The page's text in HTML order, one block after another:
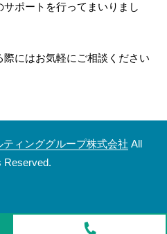
ポートを行ってまいりまし
にはお気軽にご相談ください
ティンググループ株式会社 All
Reserved.